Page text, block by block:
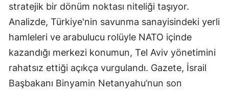
stratejik bir dönüm noktası niteliği taşıyor.
Analizde, Türkiye'nin savunma sanayisindeki yerli
hamleleri ve arabulucu rolüyle NATO içinde
kazandığı merkezi konumun, Tel Aviv yönetimini
rahatsız ettiği açıkça vurgulandı. Gazete, İsrail
Başbakanı Binyamin Netanyahu’nun son